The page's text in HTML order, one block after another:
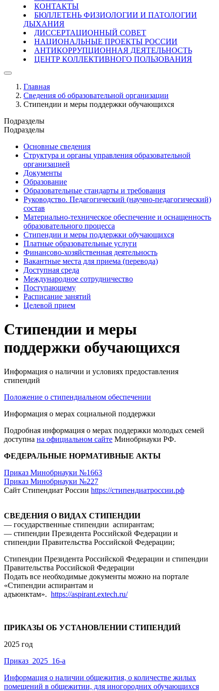
КОНТАКТЫ
БЮЛЛЕТЕНЬ ФИЗИОЛОГИИ И ПАТОЛОГИИ
ДЫХАНИЯ
ДИССЕРТАЦИОННЫЙ СОВЕТ
НАЦИОНАЛЬНЫЕ ПРОЕКТЫ РОССИИ
АНТИКОРРУПЦИОННАЯ ДЕЯТЕЛЬНОСТЬ
ЦЕНТР КОЛЛЕКТИВНОГО ПОЛЬЗОВАНИЯ
Главная
Сведения об образовательной организации
Стипендии и меры поддержки обучающихся
Подразделы
Подразделы
Основные сведения
Структура и органы управления образовательной
организацией
Документы
Образование
Образовательные стандарты и требования
Руководство. Педагогический (научно-педагогический)
состав
Материально-техническое обеспечение и оснащенность
образовательного процесса
Стипендии и меры поддержки обучающихся
Платные образовательные услуги
Финансово-хозяйственная деятельность
Вакантные места для приема (перевода)
Доступная среда
Международное сотрудничество
Поступающему
Расписание занятий
Целевой прием
Стипендии и меры
поддержки обучающихся
Информация о наличии и условиях предоставления
стипендий
Положение о стипендиальном обеспечении
Информация о мерах социальной поддержки
Подробная информация о мерах поддержки молодых семей
доступна на официальном сайте Минобрнауки РФ.
ФЕДЕРАЛЬНЫЕ НОРМАТИВНЫЕ АКТЫ
Приказ Минобрнауки №1663
Приказ Минобрнауки №227
Сайт Стипендиат России https://стипендиатроссии.рф
СВЕДЕНИЯ О ВИДАХ СТИПЕНДИИ
— государственные стипендии аспирантам;
— стипендии Президента Российской Федерации и
стипендии Правительства Российской Федерации;
Стипендии Президента Российской Федерации и стипендии
Правительства Российской Федерации
Подать все необходимые документы можно на портале
«Стипендии аспирантам и
адъюнктам». https://aspirant.extech.ru/
ПРИКАЗЫ ОБ УСТАНОВЛЕНИИ СТИПЕНДИЙ
2025 год
Приказ_2025_16-а
Информация о наличии общежития, о количестве жилых
помещений в общежитии, для иногородних обучающихся